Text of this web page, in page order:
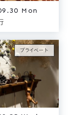
Mon
プライベート